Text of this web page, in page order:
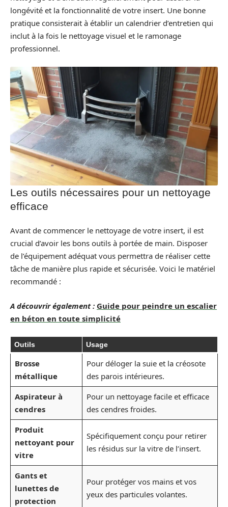
longévité et la fonctionnalité de votre insert. Une bonne
pratique consisterait à établir un calendrier d’entretien qui
inclut à la fois le nettoyage visuel et le ramonage
professionnel.
Les outils nécessaires pour un nettoyage
efficace
Avant de commencer le nettoyage de votre insert, il est
crucial d’avoir les bons outils à portée de main. Disposer
de l’équipement adéquat vous permettra de réaliser cette
tâche de manière plus rapide et sécurisée. Voici le matériel
recommandé :
A découvrir également : Guide pour peindre un escalier
en béton en toute simplicité
Outils Usage
Brosse
métallique
Pour déloger la suie et la créosote
des parois intérieures.
Aspirateur à
cendres
Pour un nettoyage facile et efficace
des cendres froides.
Produit
nettoyant pour
vitre
Spécifiquement conçu pour retirer
les résidus sur la vitre de l’insert.
Gants et
lunettes de
protection
Pour protéger vos mains et vos
yeux des particules volantes.